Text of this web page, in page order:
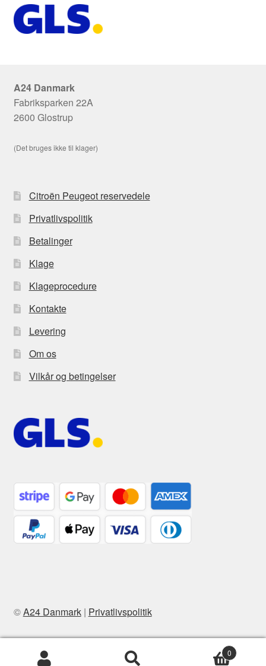
A24 Danmark
Fabriksparken 22A
2600 Glostrup
(Det bruges ikke til klager)
Citroën Peugeot reservedele
Privatlivspolitik
Betalinger
Klage
Klageprocedure
Kontakte
Levering
Om os
Vilkår og betingelser
©A24 Danmark| Privatlivspolitik
0